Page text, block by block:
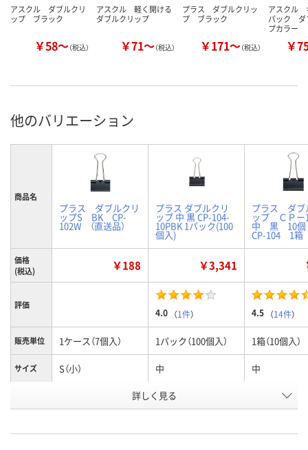
アスクル ダブルクリ
ップ ブラック
￥58～（税込）
アスクル 軽く開ける
ダブルクリップ
￥71～（税込）
プラス ダブルクリッ
プ ブラック
￥171～（税込）
アスクル
パック ダ
プカラー
￥
他のバリエーション
商品名
プラス ダブルクリ
ップS BK CP-
102W （直送品）
プラス ダブルクリ
ップ 中 黒 CP-104-
10PBK 1パック(100
個入)
プラス ダブ
ップ ＣＰ
中 黒
CP-104 1箱
価格
(税込)
￥188 ￥3,341
評価
4.0 （1件） 4.5 （14件）
販売単位 1ケース（7個入） 1パック（100個入） 1箱（10個入）
サイズ S（小） 中 中
9345378 8235433
詳しく見る